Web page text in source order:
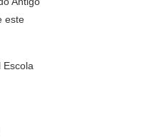
este
Escola